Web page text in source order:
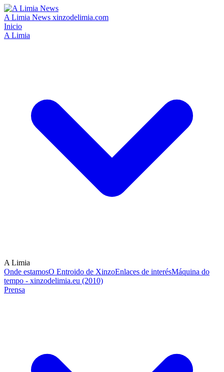
A Limia News xinzodelimia.com
Inicio
A Limia
A Limia
Onde estamosO Entroido de XinzoEnlaces de interésMáquina do
tempo - xinzodelimia.eu (2010)
Prensa